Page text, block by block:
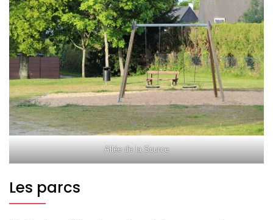
Allée de la Source
Les parcs